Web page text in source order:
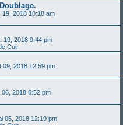
19, 2018 10:18 am
19, 2018 9:44 pm
Cuir
09, 2018 12:59 pm
06, 2018 6:52 pm
05, 2018 12:19 pm